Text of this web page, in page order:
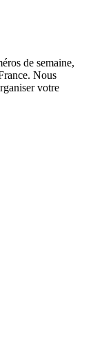
de semaine,
Nous
votre